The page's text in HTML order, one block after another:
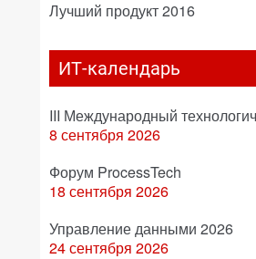
Лучший продукт 2016
ИТ-календарь
III Международный
8 сентября 2026
Форум ProcessTech
18 сентября 2026
Управление данными 2026
24 сентября 2026